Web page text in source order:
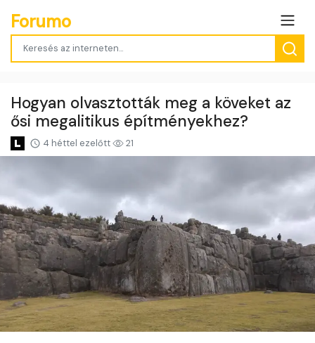
Forumo
Hogyan olvasztották meg a köveket az
ősi megalitikus építményekhez?
4 héttel ezelőtt 21